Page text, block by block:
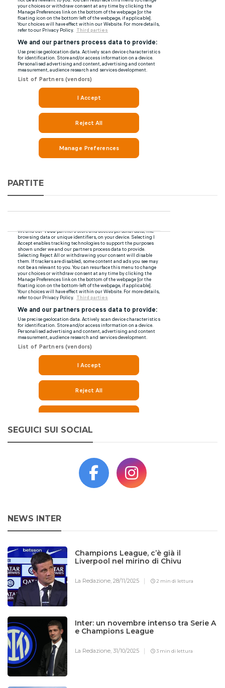
PARTITE
SEGUICI SUI SOCIAL
NEWS INTER
Champions League, c’è già il
Liverpool nel mirino di Chivu
La Redazione,28/11/2025 2 min di lettura
Inter: un novembre intenso tra Serie A
e Champions League
La Redazione,31/10/2025 3 min di lettura